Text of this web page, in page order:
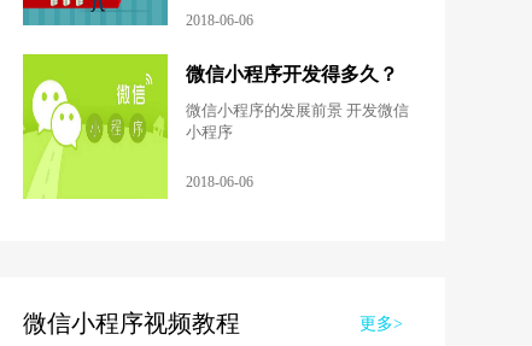
2018-06-06
微信小程序开发得多久？
微信小程序的发展前景 开发微信
小程序
2018-06-06
微信小程序视频教程 更多>